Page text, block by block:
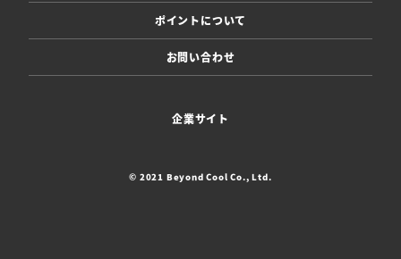
ポイントについて
お問い合わせ
企業サイト
© 2021 Beyond Cool Co., Ltd.